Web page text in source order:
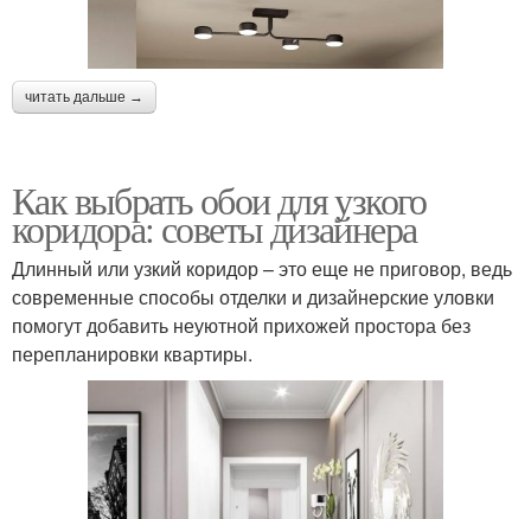
читать дальше →
Как выбрать обои для узкого
коридора: советы дизайнера
Длинный или узкий коридор – это еще не приговор, ведь
современные способы отделки и дизайнерские уловки
помогут добавить неуютной прихожей простора без
перепланировки квартиры.